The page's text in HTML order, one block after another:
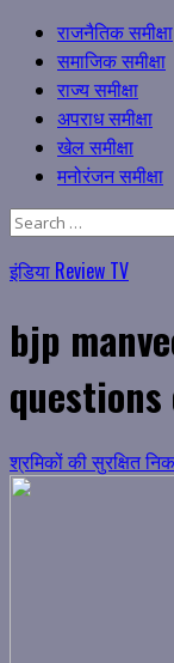
Primary
Menu
राजनैतिक समीक्षा
समाजिक समीक्षा
राज्य समीक्षा
अपराध समीक्षा
खेल समीक्षा
मनोरंजन समीक्षा
Search
इंडिया Review TV
bjp
श्रमिकों की सुरक्षित